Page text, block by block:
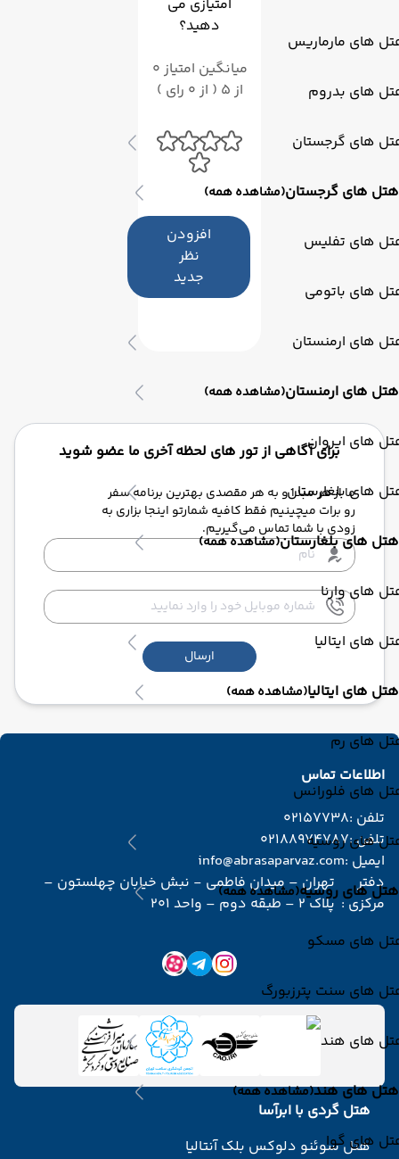
های مارماریس
های بدروم
های گرجستان
هتل های گرجستان(مشاهده همه)
های تفلیس
های باتومی
های ارمنستان
هتل های ارمنستان(مشاهده همه)
های ایروان
های بلغارستان
هتل های بلغارستان(مشاهده همه)
های وارنا
های ایتالیا
هتل های ایتالیا(مشاهده همه)
های رم
های فلورانس
های روسیه
هتل های روسیه(مشاهده همه)
های مسکو
های سنت پترزبورگ
های هند
هتل های هند(مشاهده همه)
های گوا
امتیازی می
دهید؟
میانگین امتیاز 0
از 5 ( از 0 رای )
افزودن
نظر
جدید
برای آگاهی از تور های لحظه آخری ما عضو شوید
ما از هر مبدا و به هر مقصدی بهترین برنامه سفر
رو برات میچینیم فقط کافیه شمارتو اینجا بزاری به
زودی با شما تماس می‌گیریم.
ارسال
اطلاعات تماس
تلفن :02157738
تلفن :02188974787
ایمیل :info@abrasaparvaz.com
دفتر
مرکزی :
تهران – میدان فاطمی - نبش خیابان چهلستون –
پلاک 2 – طبقه دوم – واحد 201
هتل گردی با ابرآسا
هتل سوئنو دلوکس بلک آنتالیا